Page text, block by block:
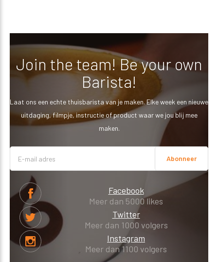
Join the team! Be your own
Barista!
Laat ons een echte thuisbarista van je maken. Elke week een nieuwe
uitdaging, filmpje, instructie of product waar we jou blij mee
maken.
Abonneer
Facebook
Meer dan 5000 likes
Twitter
Meer dan 1000 volgers
Instagram
Meer dan 1100 volgers